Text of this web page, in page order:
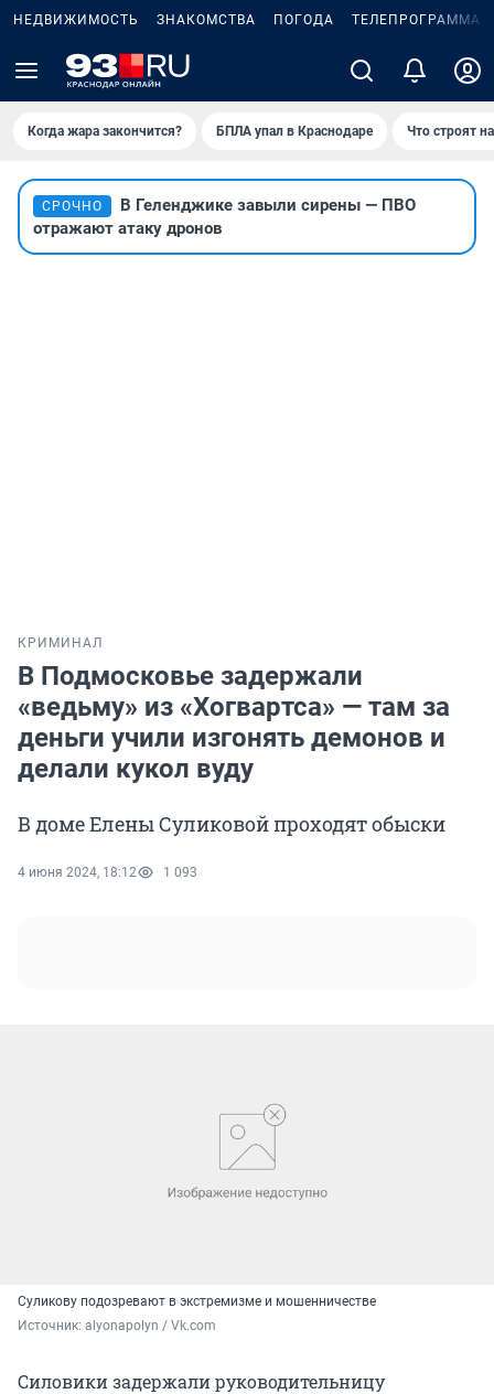
НЕДВИЖИМОСТЬ ЗНАКОМСТВА ПОГОДА ТЕЛЕПРОГРАММА
Когда жара закончится? БПЛА упал в Краснодаре Что строят
СРОЧНО
В Геленджике завыли сирены — ПВО
отражают атаку дронов
КРИМИНАЛ
В Подмосковье задержали
«ведьму» из «Хогвартса» — там за
деньги учили изгонять демонов и
делали кукол вуду
В доме Елены Суликовой проходят обыски
4 июня 2024, 18:12 1 093
Суликову подозревают в экстремизме и мошенничестве
Источник: alyonapolyn / Vk.com
Силовики задержали руководительницу